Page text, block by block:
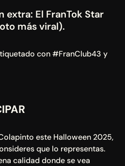
extra: El FranTok Star
más viral).
con #FranClub43 y
este Halloween 2025,
que lo representas.
calidad donde se vea